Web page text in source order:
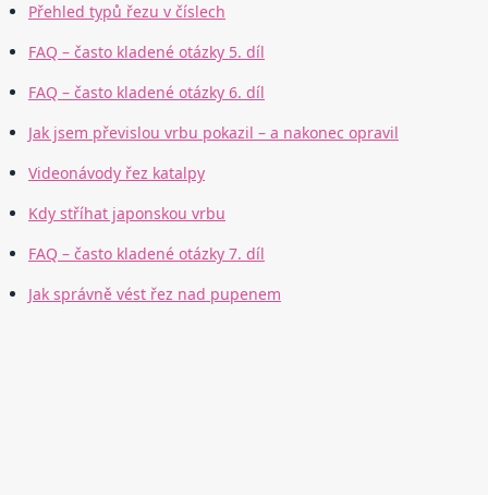
Přehled typů řezu v číslech
FAQ – často kladené otázky 5. díl
FAQ – často kladené otázky 6. díl
Jak jsem převislou vrbu pokazil – a nakonec opravil
Videonávody řez katalpy
Kdy stříhat japonskou vrbu
FAQ – často kladené otázky 7. díl
Jak správně vést řez nad pupenem